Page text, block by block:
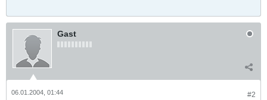
Gast
#2
06.01.2004, 01:44